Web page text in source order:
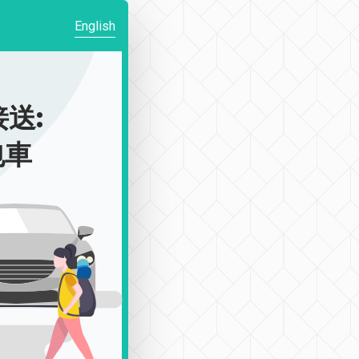
English
送: